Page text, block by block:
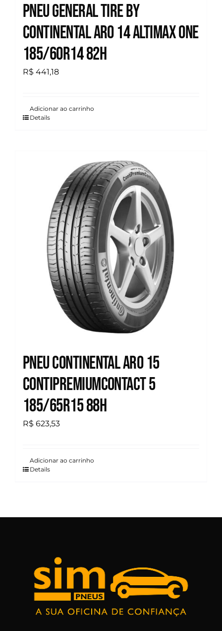
Pneu General Tire by
Continental Aro 14 Altimax One
185/60R14 82H
R$ 441,18
Adicionar ao carrinho
Details
Pneu Continental Aro 15
Contipremiumcontact 5
185/65R15 88H
R$ 623,53
Adicionar ao carrinho
Details